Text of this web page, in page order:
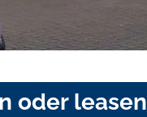
oder leasen